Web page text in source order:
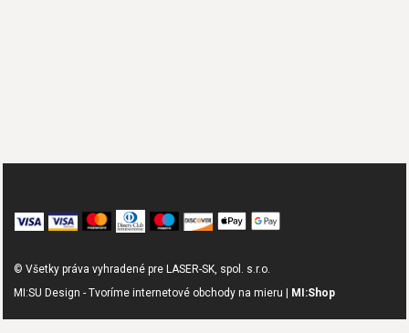
© Všetky práva vyhradené pre LASER-SK, spol. s.r.o.
MI:SU Design - Tvoríme internetové obchody na mieru |
MI:Shop